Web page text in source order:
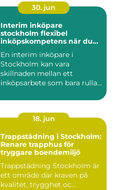
30. jun
Interim inköpare
stockholm flexibel
inköpskompetens när du
En interim inköpare i
Stockholm kan vara
skillnaden mellan ett
inköpsarbete som bara rullar
18. jun
Trappstädning i Stockholm:
Renare trapphus för
tryggare boendemiljö
Trappstädning Stockholm är
ett område där kraven på
kvalitet, trygghet oc...